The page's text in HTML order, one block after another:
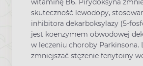
witaminę B6. Pirydoksyna
skuteczność lewodopy,
inhibitora dekarboksylazy (5-
jest koenzymem obwodowej
w leczeniu choroby Parkinsona.
zmniejszać stężenie fenytoiny